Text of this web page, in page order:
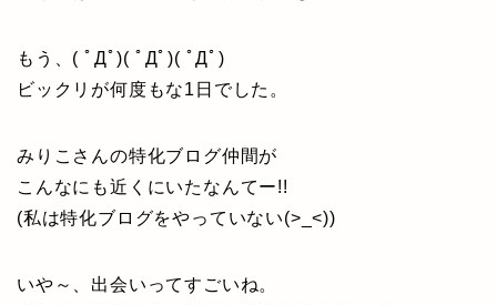
もう、( ﾟДﾟ)( ﾟДﾟ)( ﾟДﾟ)
ビックリが何度もな1日でした。
みりこさんの特化ブログ仲間が
こんなにも近くにいたなんてー!!
(私は特化ブログをやっていない(>_<))
いや～、出会いってすごいね。